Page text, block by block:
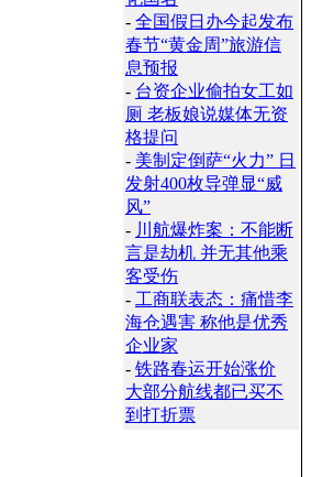
- 全国假日办今起发布
春节“黄金周”旅游信
息预报
- 台资企业偷拍女工如
厕 老板娘说媒体无资
格提问
- 美制定倒萨“火力” 日
发射400枚导弹显“威
风”
- 川航爆炸案：不能断
言是劫机 并无其他乘
客受伤
- 工商联表态：痛惜李
海仓遇害 称他是优秀
企业家
- 铁路春运开始涨价
大部分航线都已买不
到打折票